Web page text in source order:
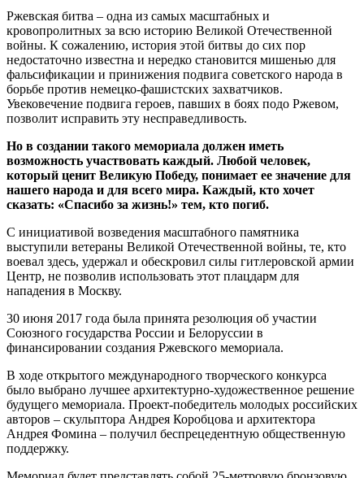
Ржевская битва – одна из самых масштабных и
кровопролитных за всю историю Великой Отечественной
войны. К сожалению, история этой битвы до сих пор
недостаточно известна и нередко становится мишенью для
фальсификации и принижения подвига советского народа в
борьбе против немецко-фашистских захватчиков.
Увековечение подвига героев, павших в боях подо Ржевом,
позволит исправить эту несправедливость.
Но в создании такого мемориала должен иметь
возможность участвовать каждый. Любой человек,
который ценит Великую Победу, понимает ее значение для
нашего народа и для всего мира. Каждый, кто хочет
сказать: «Спасибо за жизнь!» тем, кто погиб.
С инициативой возведения масштабного памятника
выступили ветераны Великой Отечественной войны, те, кто
воевал здесь, удержал и обескровил силы гитлеровской армии
Центр, не позволив использовать этот плацдарм для
нападения в Москву.
30 июня 2017 года была принята резолюция об участии
Союзного государства России и Белоруссии в
финансировании создания Ржевского мемориала.
В ходе открытого международного творческого конкурса
было выбрано лучшее архитектурно-художественное решение
будущего мемориала. Проект-победитель молодых российских
авторов – скульптора Андрея Коробцова и архитектора
Андрея Фомина – получил беспрецедентную общественную
поддержку.